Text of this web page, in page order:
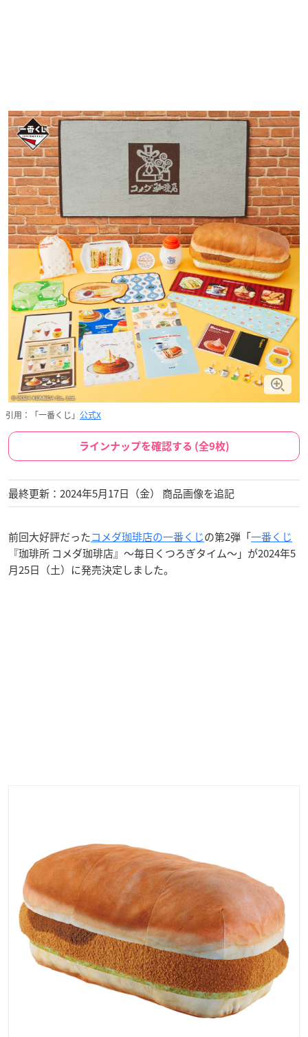
引用：「一番くじ」 公式X
ラインナップを確認する (全9枚)
最終更新：2024年5月17日（金） 商品画像を追記
前回大好評だったコメダ珈琲店の一番くじの第2弾「一番くじ
『珈琲所 コメダ珈琲店』～毎日くつろぎタイム～」が2024年5
月25日（土）に発売決定しました。